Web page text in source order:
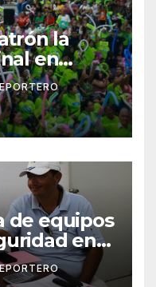
la
en
de
de equipos
en